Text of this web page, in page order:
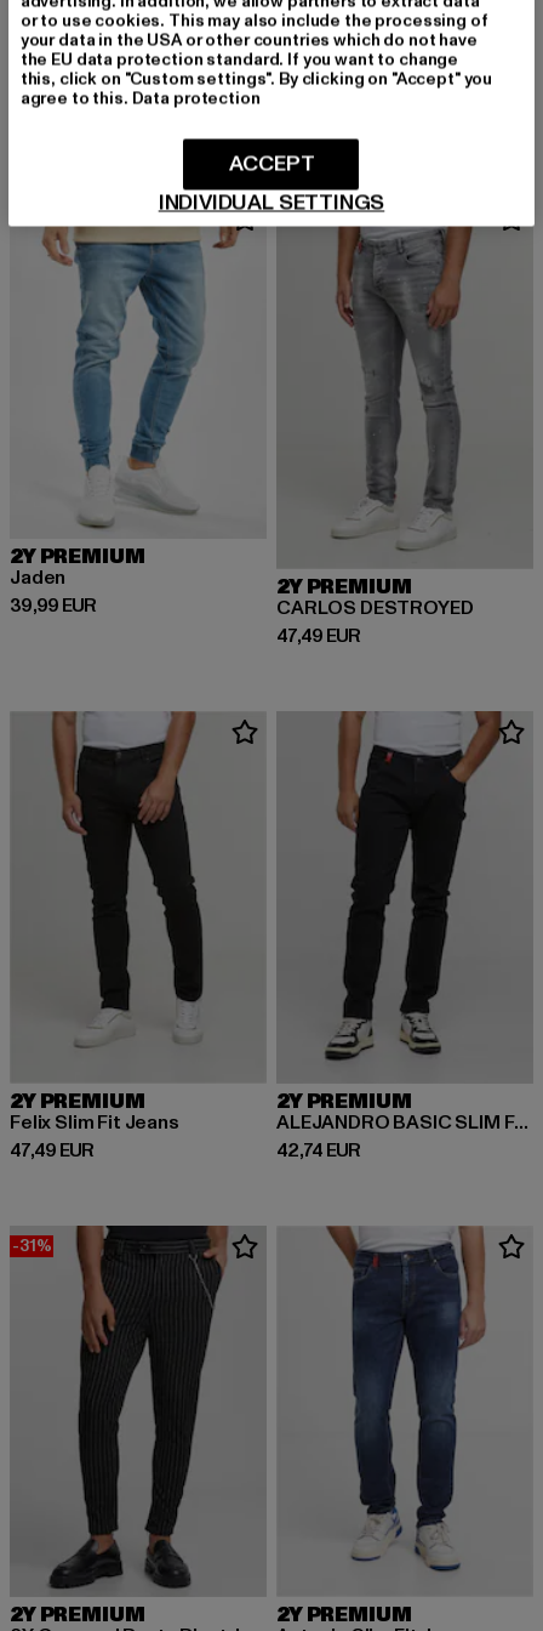
2Y PREMIUM
ALEJANDRO BASIC SLIM FIT JEANS
2Y PREMIUM
2Y PREMIUM
Jaden
39,99 EUR
Derzeitiger Preis: 39,99 EUR
2Y PREMIUM
CARLOS DESTROYED
47,49 EUR
Derzeitiger Preis: 47,49 EUR
2Y PREMIUM
Felix Slim Fit Jeans
47,49 EUR
Derzeitiger Preis: 47,49 EUR
2Y PREMIUM
ALEJANDRO BASIC SLIM FIT JEANS
42,74 EUR
Derzeitiger Preis: 42,74 EUR
-31%
2Y PREMIUM 2Y PREMIUM
or to use cookies. This may also include the processing of
your data in the USA or other countries which do not have
the EU data protection standard. If you want to change
this, click on "Custom settings". By clicking on "Accept" you
agree to this. Data protection
INDIVIDUAL SETTINGS
ACCEPT